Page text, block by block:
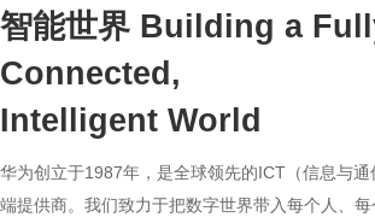
智能世界 Building a
Connected,
Intelligent World
华为创立于1987年，是全球领先的ICT（信息与
端提供商。我们致力于把数字世界带入每个人、